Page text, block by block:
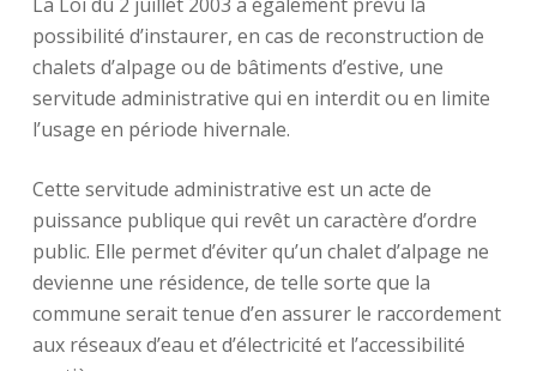
possibilité d’instaurer, en cas de reconstruction de
chalets d’alpage ou de bâtiments d’estive, une
servitude administrative qui en interdit ou en limite
l’usage en période hivernale.
Cette servitude administrative est un acte de
puissance publique qui revêt un caractère d’ordre
public. Elle permet d’éviter qu’un chalet d’alpage ne
devienne une résidence, de telle sorte que la
commune serait tenue d’en assurer le raccordement
aux réseaux d’eau et d’électricité et l’accessibilité